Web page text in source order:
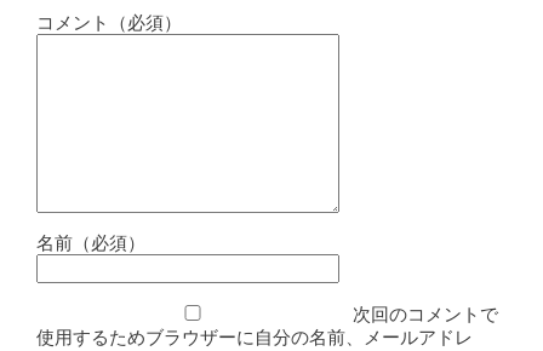
コメント（必須）
名前（必須）
次回のコメントで
使用するためブラウザーに自分の名前、メールアドレ